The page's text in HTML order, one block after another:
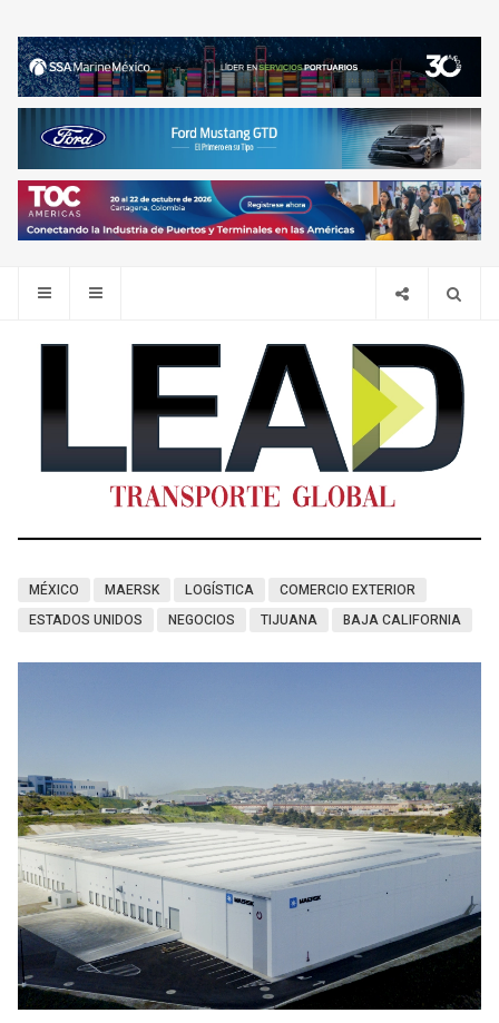
MÉXICO MAERSK LOGÍSTICA
COMERCIO EXTERIOR
ESTADOS UNIDOS
NEGOCIOS TIJUANA BAJA CALIFORNIA